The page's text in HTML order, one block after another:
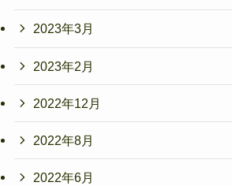
2023年3月
2023年2月
2022年12月
2022年8月
2022年6月